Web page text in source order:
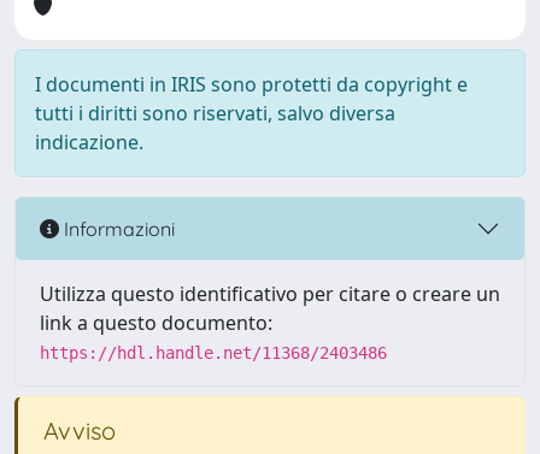
I documenti in IRIS sono protetti da copyright e
tutti i diritti sono riservati, salvo diversa
indicazione.
Informazioni
Utilizza questo identificativo per citare o creare un
link a questo documento:
https://hdl.handle.net/11368/2403486
Avviso